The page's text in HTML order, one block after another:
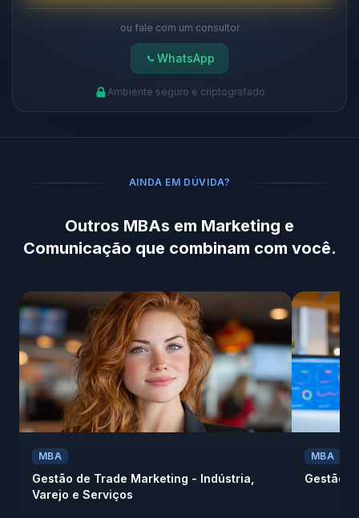
ou fale com um consultor
WhatsApp
Ambiente seguro e criptografado
AINDA EM DÚVIDA?
Outros MBAs em Marketing e
Comunicação que combinam com você.
MBA
Gestão de Trade Marketing - Indústria,
Varejo e Serviços
MBA
Gestão